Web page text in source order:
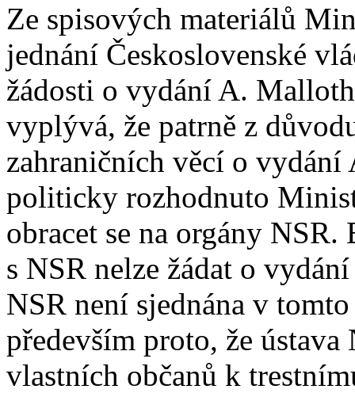
Ze spisových materiálů
jednání Československé
žádosti o vydání A.
vyplývá, že patrně z
zahraničních věcí o
politicky rozhodnuto
obracet se na orgány
s NSR nelze žádat o
NSR není sjednána v
především proto, že
vlastních občanů k